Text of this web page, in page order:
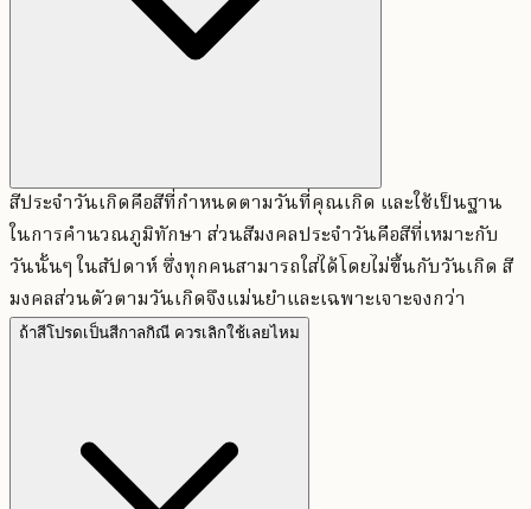
สีประจำวันเกิดคือสีที่กำหนดตามวันที่คุณเกิด และใช้เป็นฐาน
ในการคำนวณภูมิทักษา ส่วนสีมงคลประจำวันคือสีที่เหมาะกับ
วันนั้นๆ ในสัปดาห์ ซึ่งทุกคนสามารถใส่ได้โดยไม่ขึ้นกับวันเกิด สี
มงคลส่วนตัวตามวันเกิดจึงแม่นยำและเฉพาะเจาะจงกว่า
ถ้าสีโปรดเป็นสีกาลกิณี ควรเลิกใช้เลยไหม